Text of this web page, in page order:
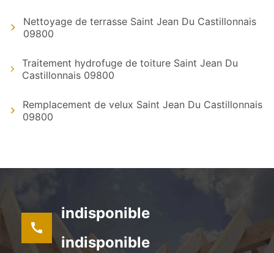
Nettoyage de terrasse Saint Jean Du Castillonnais
09800
Traitement hydrofuge de toiture Saint Jean Du
Castillonnais 09800
Remplacement de velux Saint Jean Du Castillonnais
09800
indisponible
indisponible